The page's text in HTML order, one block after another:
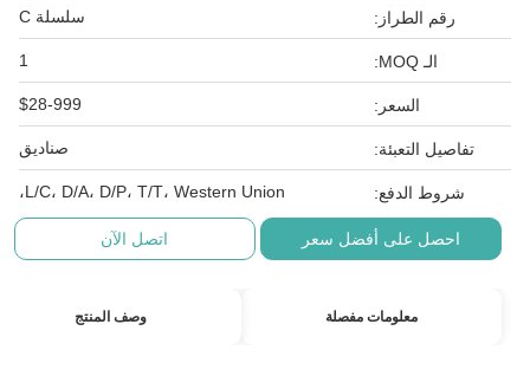
رقم الطراز: سلسلة C
الـ MOQ: 1
السعر: $28-999
تفاصيل التعبئة: صناديق
شروط الدفع: L/C، D/A، D/P، T/T، Western Union،
احصل على أفضل سعر اتصل الآن
معلومات مفصلة وصف المنتج